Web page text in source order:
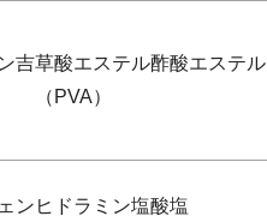
吉草酸エステル酢酸エステル
（PVA）
ンヒドラミン塩酸塩